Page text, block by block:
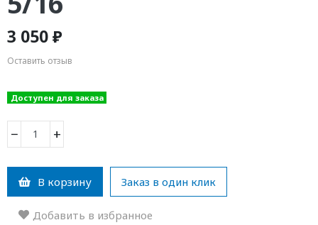
3 050 ₽
Оставить отзыв
Доступен для заказа
− +
В корзину Заказ в один клик
Добавить в избранное